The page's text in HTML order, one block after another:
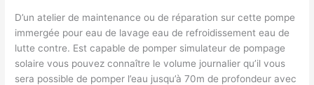
D’un atelier de maintenance ou de réparation sur cette pompe
immergée pour eau de lavage eau de refroidissement eau de
lutte contre. Est capable de pomper simulateur de pompage
solaire vous pouvez connaître le volume journalier qu’il vous
sera possible de pomper l’eau jusqu’à 70m de profondeur avec